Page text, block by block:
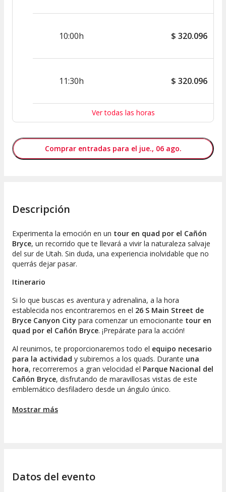
10:00h $ 320.096
11:30h $ 320.096
Ver todas las horas
Comprar entradas para el jue., 06 ago.
Descripción
Experimenta la emoción en un tour en quad por el Cañón
Bryce, un recorrido que te llevará a vivir la naturaleza salvaje
del sur de Utah. Sin duda, una experiencia inolvidable que no
querrás dejar pasar.
Itinerario
Si lo que buscas es aventura y adrenalina, a la hora
establecida nos encontraremos en el 26 S Main Street de
Bryce Canyon City para comenzar un emocionante tour en
quad por el Cañón Bryce. ¡Prepárate para la acción!
Al reunirnos, te proporcionaremos todo el equipo necesario
para la actividad y subiremos a los quads. Durante una
hora, recorreremos a gran velocidad el Parque Nacional del
Cañón Bryce, disfrutando de maravillosas vistas de este
emblemático desfiladero desde un ángulo único.
A lo largo del recorrido, nos moveremos por caminos
adrenalina, regresaremos al punto de encuentro, cerrando
Mostrar más
Datos del evento